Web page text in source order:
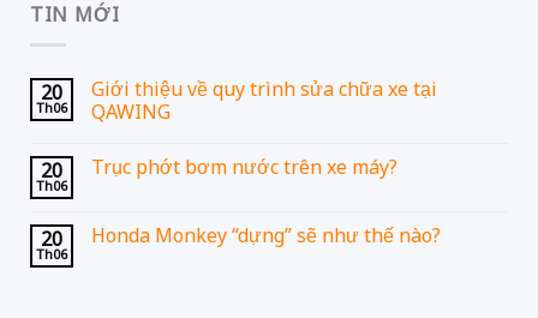
TIN MỚI
20
Th06
Giới thiệu về quy trình sửa chữa xe tại
QAWING
20
Th06
Trục phớt bơm nước trên xe máy?
20
Th06
Honda Monkey “dựng” sẽ như thế nào?